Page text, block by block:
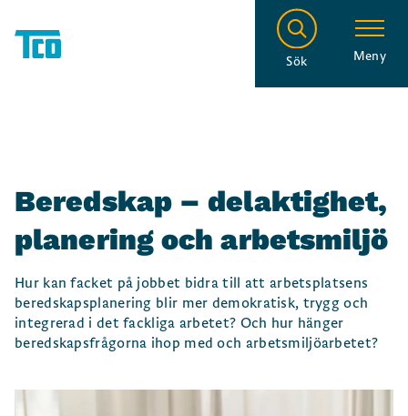
Sök Meny
Beredskap – delaktighet,
planering och arbetsmiljö
Hur kan facket på jobbet bidra till att arbetsplatsens
beredskapsplanering blir mer demokratisk, trygg och
integrerad i det fackliga arbetet? Och hur hänger
beredskapsfrågorna ihop med och arbetsmiljöarbetet?